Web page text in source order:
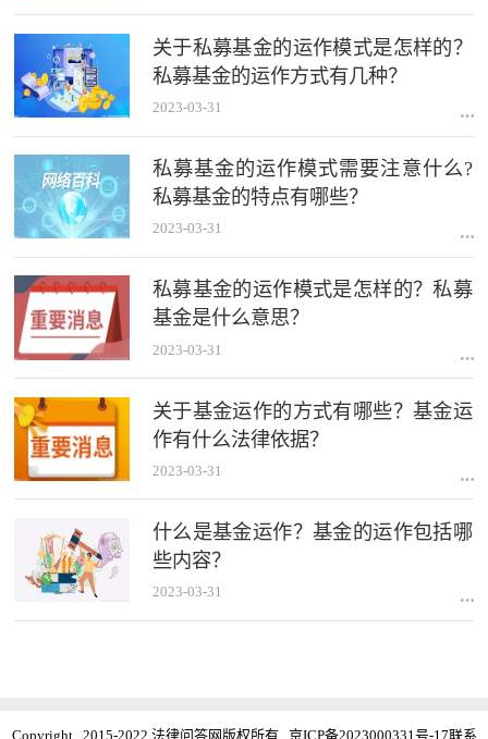
关于私募基金的运作模式是怎样的？
私募基金的运作方式有几种？
2023-03-31
私募基金的运作模式需要注意什么?
私募基金的特点有哪些？
2023-03-31
私募基金的运作模式是怎样的？私募
基金是什么意思？
2023-03-31
关于基金运作的方式有哪些？基金运
作有什么法律依据？
2023-03-31
什么是基金运作？基金的运作包括哪
些内容？
2023-03-31
Copyright 2015-2022 法律问答网版权所有 京ICP备2023000331号-17联系